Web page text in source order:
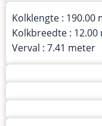
Kolklengte : 190.00
Kolkbreedte :
Verval : 7.41 meter